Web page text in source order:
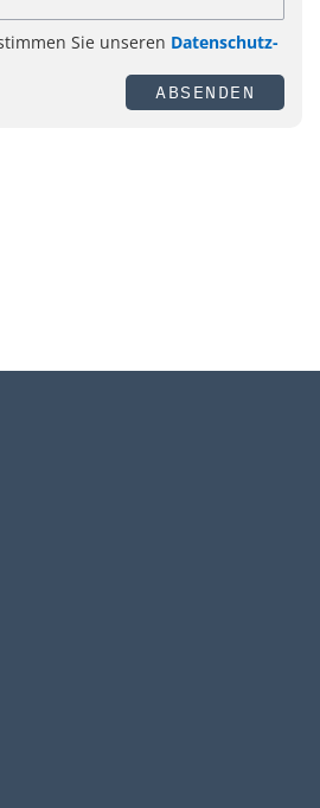
Sie unseren Datenschutz-
ABSENDEN